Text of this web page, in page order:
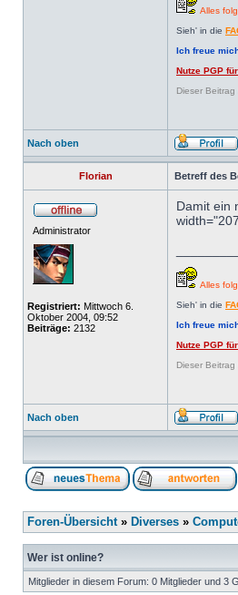
Alles
Sieh' in die
Ich freue
Nutze PGP
Dieser Beitrag
Nach oben
Florian Betreff des
Administrator
Registriert: Mittwoch 6.
Oktober 2004, 09:52
Beiträge: 2132
Damit ein
Alles
Sieh' in die
Ich freue
Nutze PGP
Dieser Beitrag
Nach oben
Foren-Übersicht» Diverses »
Wer ist online?
Mitglieder in diesem Forum: 0 Mitglieder und 3